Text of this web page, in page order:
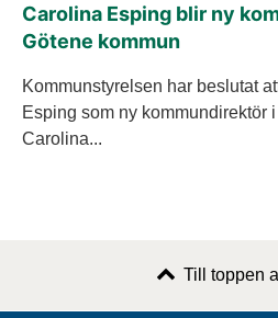
Carolina Esping blir ny
Götene kommun
Kommunstyrelsen har beslutat
Esping som ny kommundirektör
Carolina...
Till toppen